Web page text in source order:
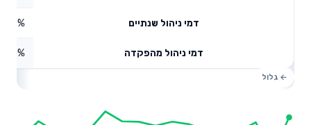
דמי ניהול שנתיים
דמי ניהול מהפקדה 0%